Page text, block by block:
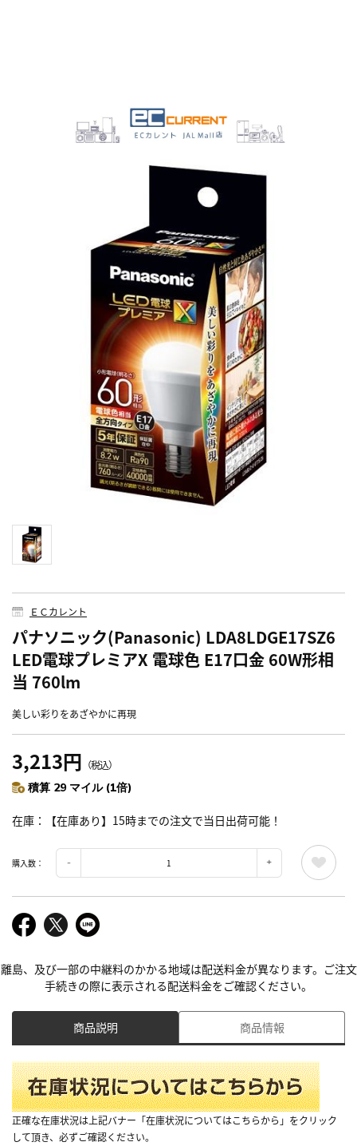
ＥＣカレント
パナソニック(Panasonic) LDA8LDGE17SZ6
LED電球プレミアX 電球色 E17口金 60W形相
当 760lm
美しい彩りをあざやかに再現
3,213円 （税込）
積算 29 マイル (1倍)
在庫 【在庫あり】15時までの注文で当日出荷可能！
購入数：
離島、及び一部の中継料のかかる地域は配送料金が異なります。ご注文
手続きの際に表示される配送料金をご確認ください。
商品説明 商品情報
正確な在庫状況は上記バナー「在庫状況についてはこちらから」をクリック
して頂き、必ずご確認ください。